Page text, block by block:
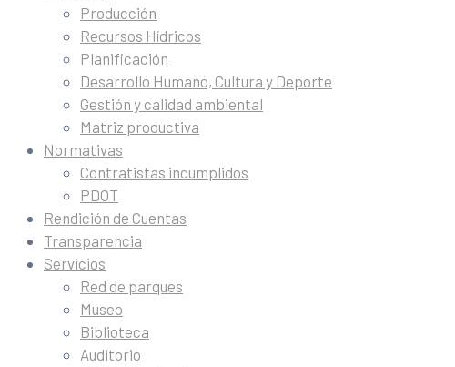
Producción
Recursos Hídricos
Planificación
Desarrollo Humano, Cultura y Deporte
Gestión y calidad ambiental
Matriz productiva
Normativas
Contratistas incumplidos
PDOT
Rendición de Cuentas
Transparencia
Servicios
Red de parques
Museo
Biblioteca
Auditorio